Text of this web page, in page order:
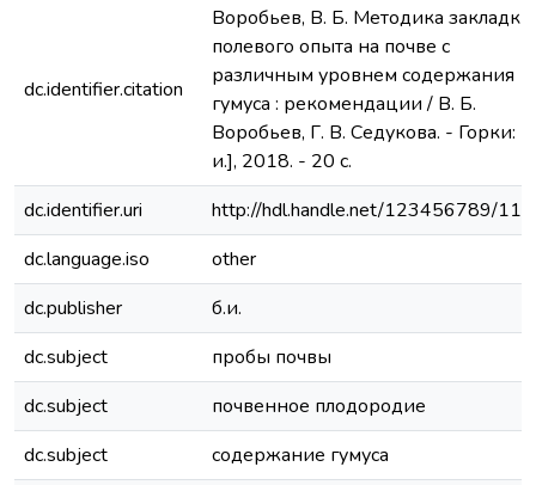
dc.identifier.citation
Воробьев, В. Б. Методика закладки
полевого опыта на почве с
различным уровнем содержания
гумуса : рекомендации / В. Б.
Воробьев, Г. В. Седукова. - Горки:
и.], 2018. - 20 с.
dc.identifier.uri
http://hdl.handle.net/123456789/
dc.language.iso
other
dc.publisher
б.и.
dc.subject
пробы почвы
dc.subject
почвенное плодородие
dc.subject
содержание гумуса